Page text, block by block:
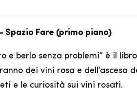
Spazio Fare (primo piano)
e berlo senza problemi” è il
dei vini rosa e dell’ascesa
e le curiosità sui vini rosati.